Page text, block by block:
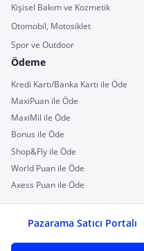
Kişisel Bakım ve Kozmetik
Otomobil, Motosiklet
Spor ve Outdoor
Ödeme
Kredi Kartı/Banka Kartı ile Öde
MaxiPuan ile Öde
MaxiMil ile Öde
Bonus ile Öde
Shop&Fly ile Öde
World Puan ile Öde
Axess Puan ile Öde
Pazarama Satıcı Portalı